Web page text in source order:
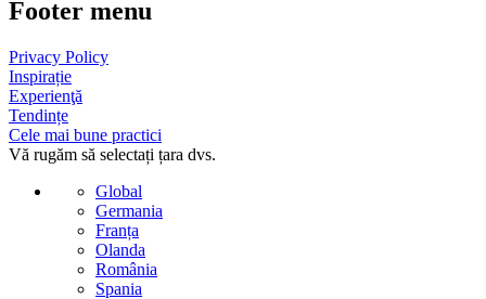
Footer menu
Privacy Policy
Inspirație
Experienţă
Tendințe
Cele mai bune practici
Vă rugăm să selectați țara dvs.
Global
Germania
Franța
Olanda
România
Spania